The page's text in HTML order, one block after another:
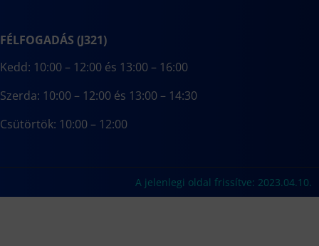
FÉLFOGADÁS (J321)
Kedd: 10:00 – 12:00 és 13:00 – 16:00
Szerda: 10:00 – 12:00 és 13:00 – 14:30
Csütörtök: 10:00 – 12:00
A jelenlegi oldal frissítve: 2023.04.10.